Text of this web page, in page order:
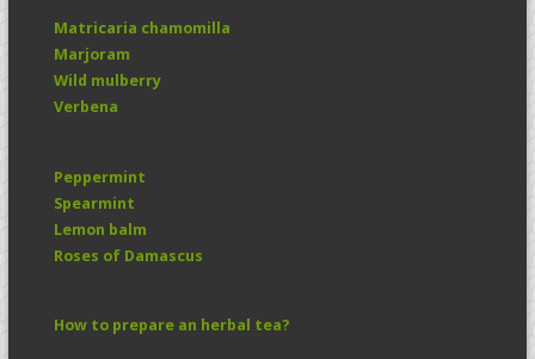
Matricaria chamomilla
Marjoram
Wild mulberry
Verbena
Peppermint
Spearmint
Lemon balm
Roses of Damascus
How to prepare an herbal tea?